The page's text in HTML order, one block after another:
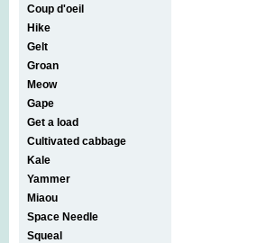
Coup d'oeil
Hike
Gelt
Groan
Meow
Gape
Get a load
Cultivated cabbage
Kale
Yammer
Miaou
Space Needle
Squeal